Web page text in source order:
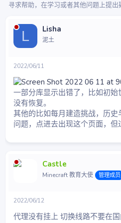
起
间
寻求帮助，在学习或者其他问题上提出
L Lisha
泥土
2022/06/11
一部分库显示出错了，比如初
没有恢复。
其他的比如每月建造挑战，历
问题，点进去出现这个页面，但
Castle
Minecraft 教育大使 管理成员
2022/06/12
代理没有挂上 切换线路不要在